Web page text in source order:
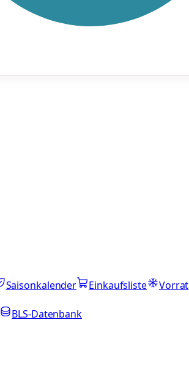
Saisonkalender Einkaufsliste Vorrat
BLS-Datenbank